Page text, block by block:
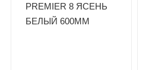
PREMIER 8 ЯСЕНЬ
БЕЛЫЙ 600ММ